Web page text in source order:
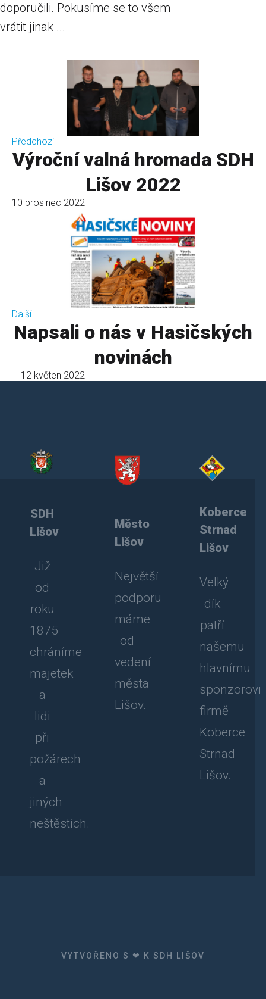
doporučili. Pokusíme se to všem
vrátit jinak ...
Předchozí
Výroční valná hromada SDH
Lišov 2022
10 prosinec 2022
Další
Napsali o nás v Hasičských
novinách
12 květen 2022
SDH
Lišov
Již
od
roku
1875
chráníme
majetek
a
lidi
při
požárech
a
jiných
neštěstích.
Město
Lišov
Největší
podporu
máme
od
vedení
města
Lišov.
Koberce
Strnad
Lišov
Velký
dík
patří
našemu
hlavnímu
sponzorovi
firmě
Koberce
Strnad
Lišov.
VYTVOŘENO S ❤ K SDH LIŠOV